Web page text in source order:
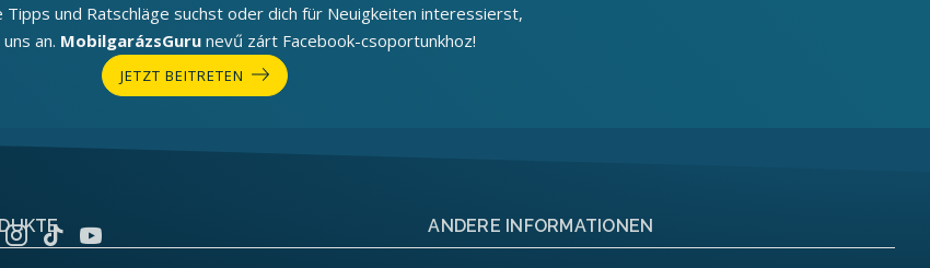
Tipps und Ratschläge suchst oder dich für Neuigkeiten interessierst,
an. MobilgarázsGurunevű zárt Facebook-csoportunkhoz!
JETZT BEITRETEN
ANDERE INFORMATIONEN